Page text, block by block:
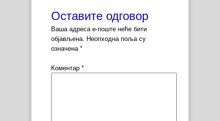
Оставите одговор
Ваша адреса е-поште неће бити
објављена. Неопходна поља су
означена*
Коментар *